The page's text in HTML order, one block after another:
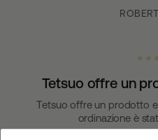
★ ★
Tetsuo offre un
Tetsuo offre un prodotto
ordinazione è